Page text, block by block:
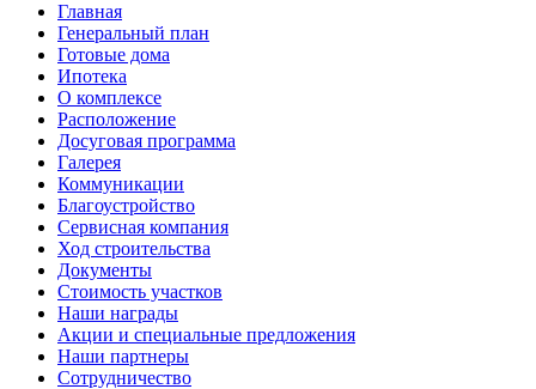
Главная
Генеральный план
Готовые дома
Ипотека
О комплексе
Расположение
Досуговая программа
Галерея
Коммуникации
Благоустройство
Сервисная компания
Ход строительства
Документы
Стоимость участков
Наши награды
Акции и специальные предложения
Наши партнеры
Сотрудничество